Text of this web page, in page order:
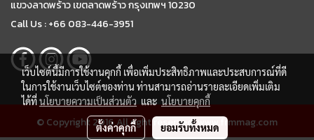
แขวงลาดพร้าว เขตลาดพร้าว กรุงเทพฯ 10230
Call Us : +66 083-446-3951
© Copyright 2016 All right reserved. www.frmmag.com
เว็บไซต์นี้มีการใช้งานคุกกี้ เพื่อเพิ่มประสิทธิภาพและประสบการณ์ที่ดี
ในการใช้งานเว็บไซต์ของท่าน ท่านสามารถอ่านรายละเอียดเพิ่มเติม
ได้ที่นโยบายความเป็นส่วนตัว และ นโยบายคุกกี้
ตั้งค่าคุกกี้ ยอมรับทั้งหมด